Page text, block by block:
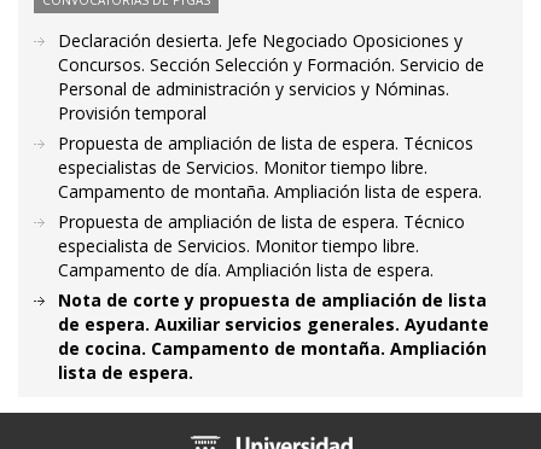
Declaración desierta. Jefe Negociado Oposiciones y
Concursos. Sección Selección y Formación. Servicio de
Personal de administración y servicios y Nóminas.
Provisión temporal
Propuesta de ampliación de lista de espera. Técnicos
especialistas de Servicios. Monitor tiempo libre.
Campamento de montaña. Ampliación lista de espera.
Propuesta de ampliación de lista de espera. Técnico
especialista de Servicios. Monitor tiempo libre.
Campamento de día. Ampliación lista de espera.
Nota de corte y propuesta de ampliación de lista
de espera. Auxiliar servicios generales. Ayudante
de cocina. Campamento de montaña. Ampliación
lista de espera.